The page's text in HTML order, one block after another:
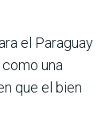
el Paraguay
una
que el bien